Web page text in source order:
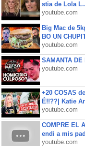
stia de Lola
youtube.com
Big Mac de
BO UN
youtube.com
SAMANTA
youtube.com
+20 COSAS
É!!??| Katie
youtube.com
COMPRE EL
endi a mis
youtube.com